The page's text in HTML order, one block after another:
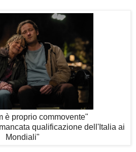
è proprio commovente"
qualificazione dell'Italia ai
Mondiali"